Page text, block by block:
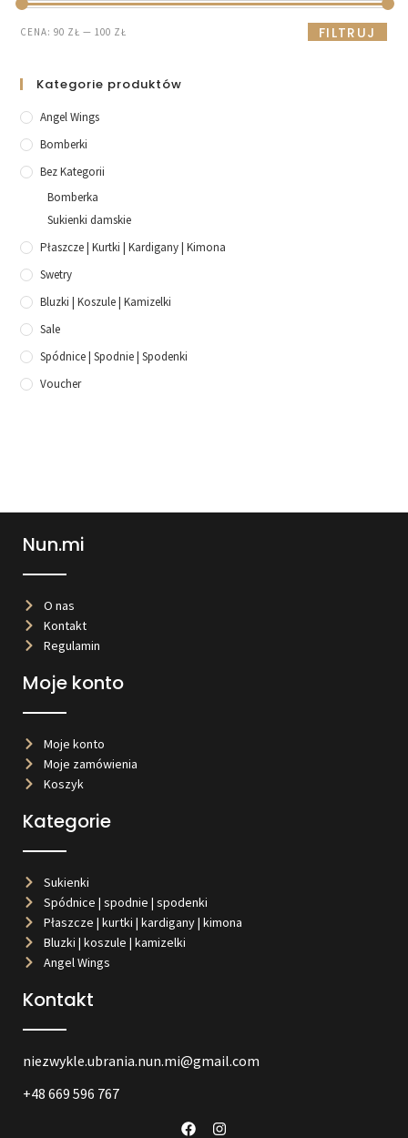
FILTRUJ
CENA:90 ZŁ —100 ZŁ
Kategorie produktów
Angel Wings
Bomberki
Bez Kategorii
Bomberka
Sukienki damskie
Płaszcze | Kurtki | Kardigany | Kimona
Swetry
Bluzki | Koszule | Kamizelki
Sale
Spódnice | Spodnie | Spodenki
Voucher
Nun.mi
O nas
Kontakt
Regulamin
Moje konto
Moje konto
Moje zamówienia
Koszyk
Kategorie
Sukienki
Spódnice | spodnie | spodenki
Płaszcze | kurtki | kardigany | kimona
Bluzki | koszule | kamizelki
Angel Wings
Kontakt
niezwykle.ubrania.nun.mi@gmail.com
+48 669 596 767